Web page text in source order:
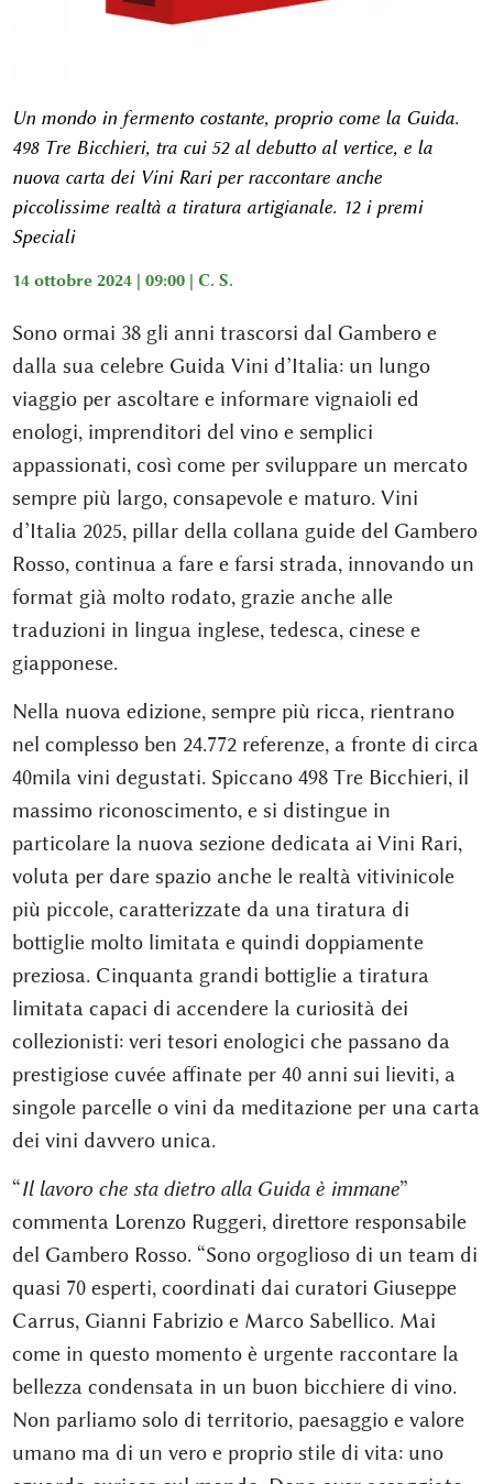
Un mondo in fermento costante, proprio come la Guida.
498 Tre Bicchieri, tra cui 52 al debutto al vertice, e la
nuova carta dei Vini Rari per raccontare anche
piccolissime realtà a tiratura artigianale. 12 i premi
Speciali
14 ottobre 2024 | 09:00 | C. S.
Sono ormai 38 gli anni trascorsi dal Gambero e
dalla sua celebre Guida Vini d’Italia: un lungo
viaggio per ascoltare e informare vignaioli ed
enologi, imprenditori del vino e semplici
appassionati, così come per sviluppare un mercato
sempre più largo, consapevole e maturo. Vini
d’Italia 2025, pillar della collana guide del Gambero
Rosso, continua a fare e farsi strada, innovando un
format già molto rodato, grazie anche alle
traduzioni in lingua inglese, tedesca, cinese e
giapponese.
Nella nuova edizione, sempre più ricca, rientrano
nel complesso ben 24.772 referenze, a fronte di circa
40mila vini degustati. Spiccano 498 Tre Bicchieri, il
massimo riconoscimento, e si distingue in
particolare la nuova sezione dedicata ai Vini Rari,
voluta per dare spazio anche le realtà vitivinicole
più piccole, caratterizzate da una tiratura di
bottiglie molto limitata e quindi doppiamente
preziosa. Cinquanta grandi bottiglie a tiratura
limitata capaci di accendere la curiosità dei
collezionisti: veri tesori enologici che passano da
prestigiose cuvée affinate per 40 anni sui lieviti, a
singole parcelle o vini da meditazione per una carta
dei vini davvero unica.
“Il lavoro che sta dietro alla Guida è immane”
commenta Lorenzo Ruggeri, direttore responsabile
del Gambero Rosso. “Sono orgoglioso di un team di
quasi 70 esperti, coordinati dai curatori Giuseppe
Carrus, Gianni Fabrizio e Marco Sabellico. Mai
come in questo momento è urgente raccontare la
bellezza condensata in un buon bicchiere di vino.
Non parliamo solo di territorio, paesaggio e valore
umano ma di un vero e proprio stile di vita: uno